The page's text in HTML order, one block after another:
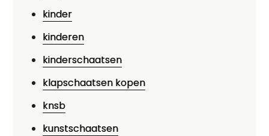
kinder
kinderen
kinderschaatsen
klapschaatsen kopen
knsb
kunstschaatsen